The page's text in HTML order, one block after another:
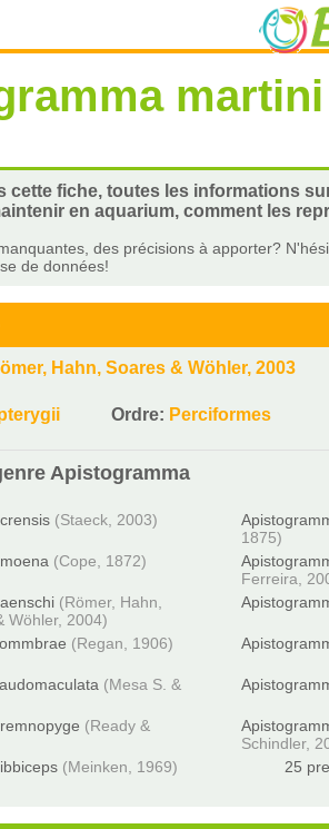
martini
cette fiche, toutes les informations
en aquarium, comment les
des précisions à apporter?
de données!
Hahn, Soares & Wöhler, 2003
Ordre: Perciformes
Apistogramma
(Staeck, 2003)
1875)
(Cope, 1872)
Ferreira,
(Römer, Hahn,
Wöhler, 2004)
(Regan, 1906)
(Mesa S. &
(Ready &
Schindler,
(Meinken, 1969) 25